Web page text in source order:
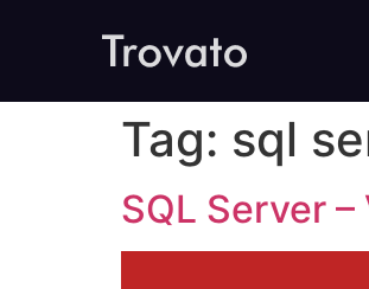
Tag: sql
SQL Server